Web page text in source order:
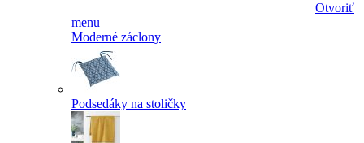
Otvoriť
menu
Moderné záclony
Podsedáky na stoličky